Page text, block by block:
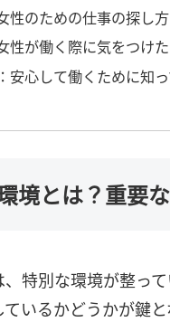
性のための仕事の探し
性が働く際に気をつけ
安心して働くために知
境とは？重要
特別な環境が整っ
いるかどうかが鍵